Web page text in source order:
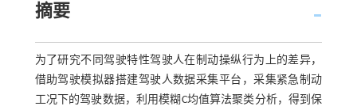
摘要
为了研究不同驾驶特性驾驶人在制动操纵行为上的差异，
借助驾驶模拟器搭建驾驶人数据采集平台，采集紧急制动
工况下的驾驶数据，利用模糊C均值算法聚类分析，得到保